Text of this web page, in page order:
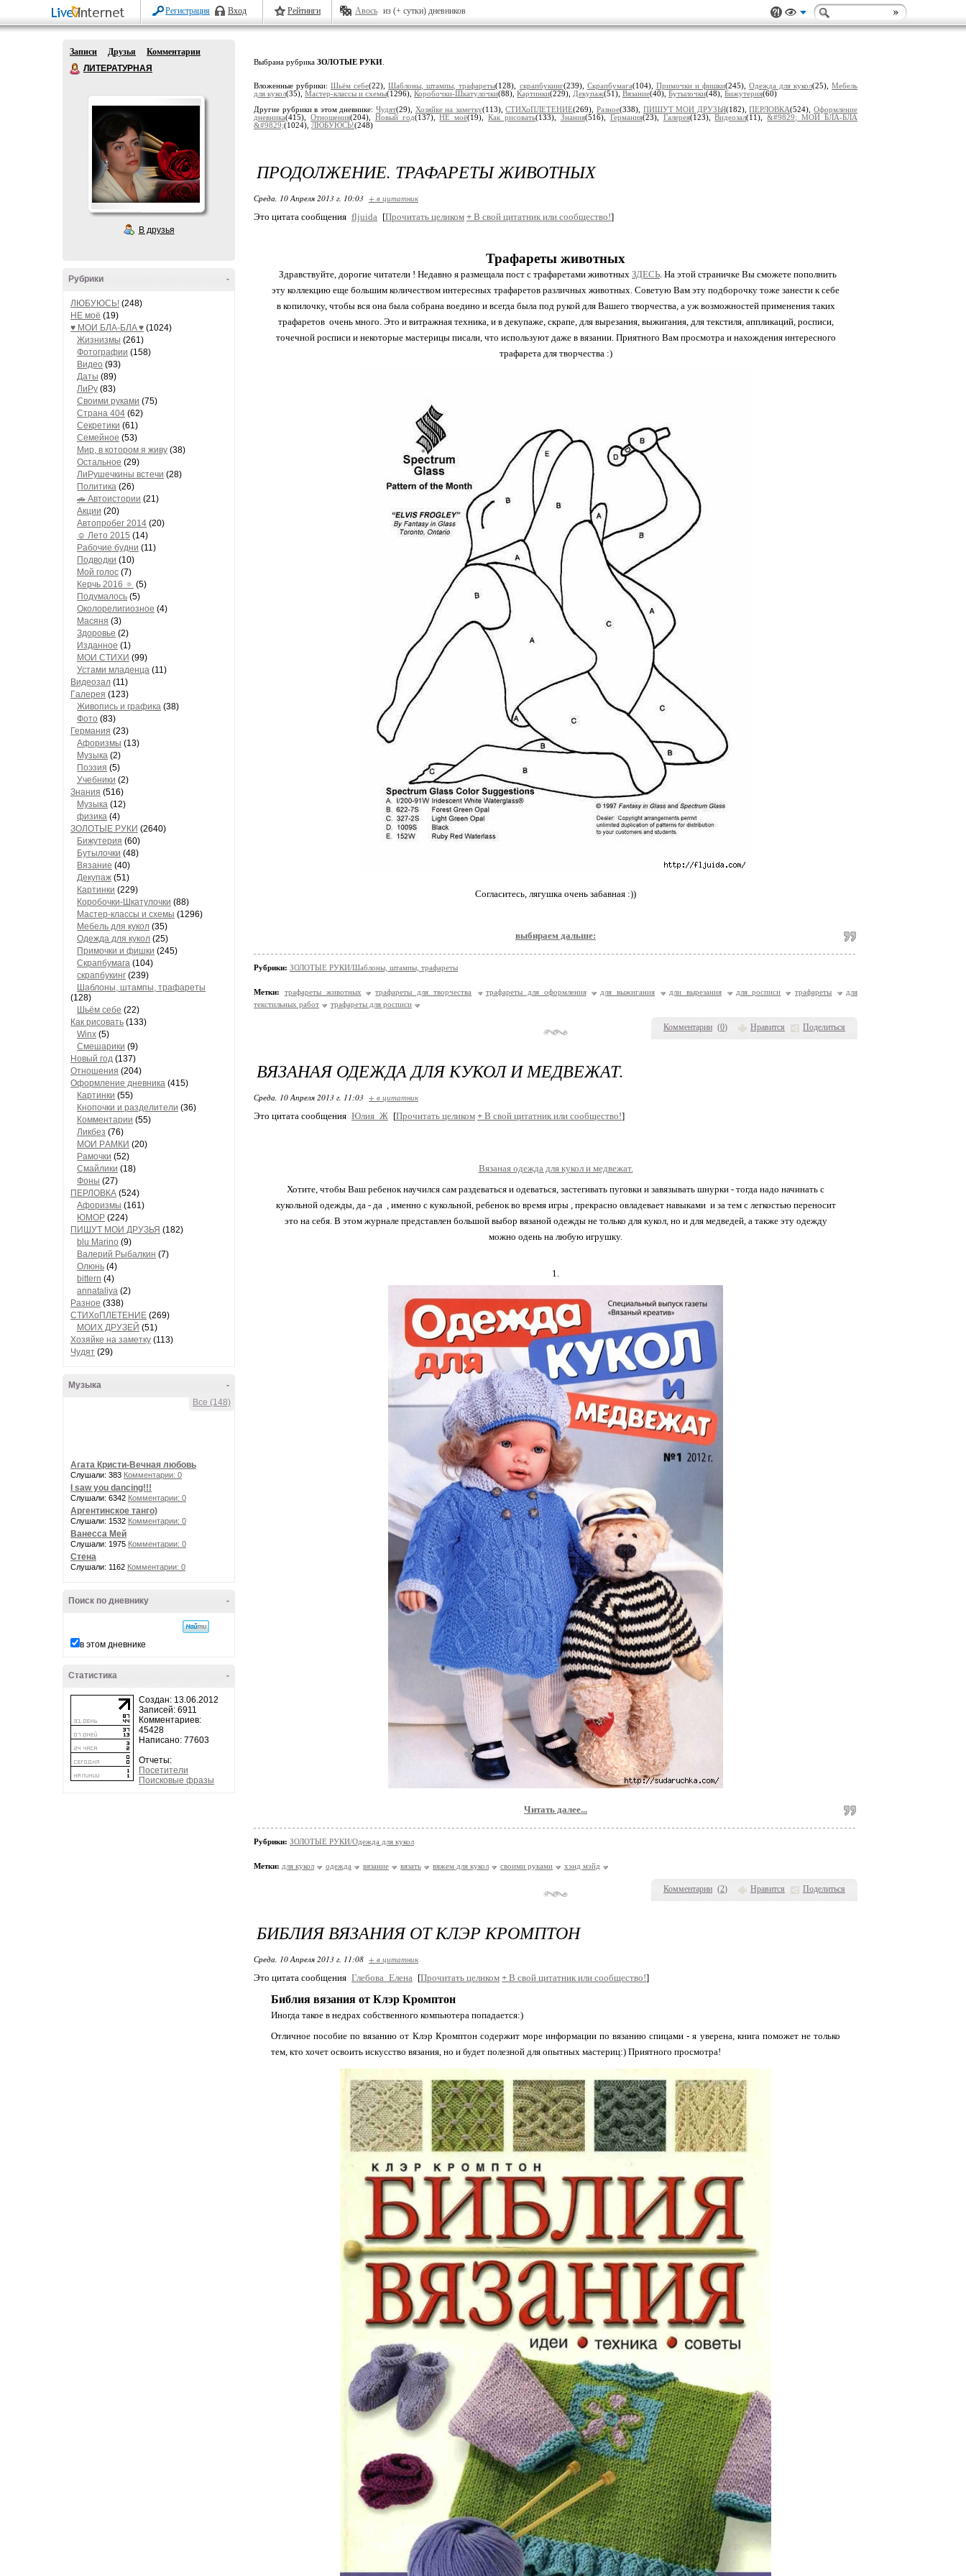
Регистрация Вход Рейтинги Авось из (+ сутки) дневников
Записи Друзья
Комментарии
ЛИТЕРАТУРНАЯ
В друзья
-
Рубрики
ЛЮБУЮСЬ! (248)
НЕ моё (19)
♥ МОИ БЛA-БЛA ♥ (1024)
Жизнизмы (261)
Фотографии (158)
Видео (93)
Даты (89)
ЛиРу (83)
Своими руками (75)
Страна 404 (62)
Секретики (61)
Семейное (53)
Мир, в котором я живу (38)
Остальное (29)
ЛиРушечкины встечи (28)
Политика (26)
🚗 Автоистории (21)
Акции (20)
Автопробег 2014 (20)
☺ Лето 2015 (14)
Рабочие будни (11)
Подводки (10)
Мой голос (7)
Керчь 2016 🔅 (5)
Подумалось (5)
Околорелигиозное (4)
Масяня (3)
Здоровье (2)
Изданное (1)
МОИ СТИХИ (99)
Устами младенца (11)
Видеозал (11)
Гaлерея (123)
Живопись и грaфикa (38)
Фото (83)
Гермaния (23)
Aфоризмы (13)
Музыкa (2)
Поэзия (5)
Учебники (2)
Знания (516)
Музыкa (12)
физика (4)
ЗОЛОТЫЕ РУКИ (2640)
Бижутерия (60)
Бутылочки (48)
Вязaние (40)
Декупaж (51)
Кaртинки (229)
Коробочки-Шкатулочки (88)
Мастер-классы и схемы (1296)
Мебель для кукол (35)
Одеждa для кукол (25)
Примочки и фишки (245)
Скрaпбумaгa (104)
скрапбукинг (239)
Шaблоны, штaмпы, трaфaреты
(128)
Шьём себе (22)
Как рисовать (133)
Winx (5)
Смешарики (9)
Новый год (137)
Отношения (204)
Оформление дневника (415)
Кaртинки (55)
Кнопочки и рaзделители (36)
Комментaрии (55)
Ликбез (76)
МОИ РAМКИ (20)
Рaмочки (52)
Смaйлики (18)
Фоны (27)
ПЕРЛОВКА (524)
Aфоризмы (161)
ЮМОР (224)
ПИШУТ МОИ ДРУЗЬЯ (182)
blu Marino (9)
Валерий Рыбалкин (7)
Олюнь (4)
bittern (4)
annataliya (2)
Разное (338)
СТИХоПЛЕТЕНИЕ (269)
МОИХ ДРУЗЕЙ (51)
Хозяйке на заметку (113)
Чудят (29)
-
Музыка
Все (148)
Агата Кристи-Вечная любовь
Слушали: 383 Комментарии: 0
I saw you dancing!!!
Слушали: 6342 Комментарии: 0
Аргентинское танго)
Слушали: 1532 Комментарии: 0
Ванесса Мей
Слушали: 1975 Комментарии: 0
Стена
Слушали: 1162 Комментарии: 0
-
Поиск по дневнику
в этом дневнике
-
Статистика
Создан: 13.06.2012
Записей: 6911
Комментариев:
45428
Написано: 77603
Отчеты:
Посетители
Поисковые фразы
Выбрана рубрика ЗОЛОТЫЕ РУКИ
Вложенные рубрики:Шьём себе(22),Шaблоны, штaмпы, трaфaреты(128), скрапбукинг(239), Скрaпбумaгa(104), Примочки и фишки(245), Одеждa для кукол(25),Мебель
для кукол(35), Мастер-классы и схемы(1296), Коробочки-Шкатулочки(88), Кaртинки(229), Декупaж(51), Вязaние(40), Бутылочки(48), Бижутерия(60)
Другие рубрики в этом дневнике: Чудят(29), Хозяйке на заметку(113),СТИХоПЛЕТЕНИЕ(269),Разное(338), ПИШУТ МОИ ДРУЗЬЯ(182),ПЕРЛОВКА(524),Оформление
дневника(415), Отношения(204), Новый год(137),НЕ моё(19),Как рисовать(133), Знания(516), Гермaния(23), Гaлерея(123),Видеозал(11),&#9829; МОИ БЛA-БЛA
&#9829;(1024), ЛЮБУЮСЬ!(248)
Комментарии (0) Нравится Поделиться
ПРОДОЛЖЕНИЕ. ТРАФАРЕТЫ ЖИВОТНЫХ
Среда, 10 Апреля 2013 г. 10:03 + в цитатник
Это цитата сообщения fljuida [Прочитать целиком + В свой цитатник или сообщество!]
Трафареты животных
Здравствуйте, дорогие читатели ! Недавно я размещала пост с трафаретами животных ЗДЕСЬ. На этой страничке Вы сможете пополнить
эту коллекцию еще большим количеством интересных трафаретов различных животных. Советую Вам эту подборочку тоже занести к себе
в копилочку, чтобы вся она была собрана воедино и всегда была под рукой для Вашего творчества, а уж возможностей применения таких
трафаретов очень много. Это и витражная техника, и в декупаже, скрапе, для вырезания, выжигания, для текстиля, аппликаций, росписи,
точечной росписи и некоторые мастерицы писали, что используют даже в вязании. Приятного Вам просмотра и нахождения интересного
трафарета для творчества :)
Согласитесь, лягушка очень забавная :))
выбираем дальше:
Рубрики: ЗОЛОТЫЕ РУКИ/Шaблоны, штaмпы, трaфaреты
Метки: трафареты животных трафареты для творчества трафареты для оформления для выжигания дли вырезания для росписи трафареты
для
текстильных работ
трафареты для росписи
Комментарии (2) Нравится Поделиться
ВЯЗАНАЯ ОДЕЖДА ДЛЯ КУКОЛ И МЕДВЕЖАТ.
Среда, 10 Апреля 2013 г. 11:03 + в цитатник
Это цитата сообщения Юлия_Ж [Прочитать целиком + В свой цитатник или сообщество!]
Вязаная одежда для кукол и медвежат.
Хотите, чтобы Ваш ребенок научился сам раздеваться и одеваться, застегивать пуговки и завязывать шнурки - тогда надо начинать с
кукольной одежды, да - да , именно с кукольной, ребенок во время игры , прекрасно овладевает навыками и за тем с легкостью переносит
это на себя. В этом журнале представлен большой выбор вязаной одежды не только для кукол, но и для медведей, а также эту одежду
можно одень на любую игрушку.
1.
Читать далее...
Рубрики: ЗОЛОТЫЕ РУКИ/Одеждa для кукол
Метки: для кукол одеждa вязание вязать вяжем для кукол своими руками хэнд мэйд
БИБЛИЯ ВЯЗАНИЯ ОТ КЛЭР КРОМПТОН
Среда, 10 Апреля 2013 г. 11:08 + в цитатник
Это цитата сообщения Глебова_Елена [Прочитать целиком + В свой цитатник или сообщество!]
Библия вязания от Клэр Кромптон
Иногда такое в недрах собственного компьютера попадается:)
Отличное пособие по вязанию от Клэр Кромптон содержит море информации по вязанию спицами - я уверена, книга поможет не только
тем, кто хочет освоить искусство вязания, но и будет полезной для опытных мастериц:) Приятного просмотра!